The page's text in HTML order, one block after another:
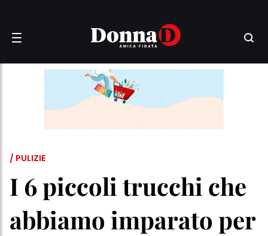
/ PULIZIE
I 6 piccoli trucchi che
abbiamo imparato per